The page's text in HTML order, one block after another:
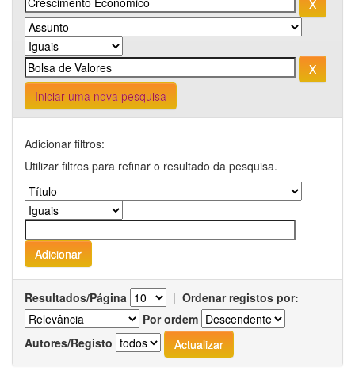
Iniciar uma nova pesquisa
Adicionar filtros:
Utilizar filtros para refinar o resultado da pesquisa.
Resultados/Página | Ordenar registos por:
Por ordem
Autores/Registo